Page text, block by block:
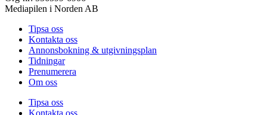
Mediapilen i Norden AB
Tipsa oss
Kontakta oss
Annonsbokning & utgivningsplan
Tidningar
Prenumerera
Om oss
Tipsa oss
Kontakta oss